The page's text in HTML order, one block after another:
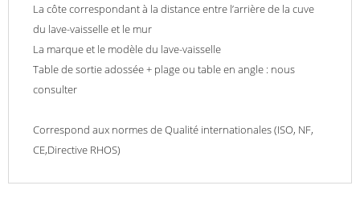
La côte correspondant à la distance entre l’arrière de la cuve
du lave-vaisselle et le mur
La marque et le modèle du lave-vaisselle
Table de sortie adossée + plage ou table en angle : nous
consulter
Correspond aux normes de Qualité internationales (ISO, NF,
CE,Directive RHOS)